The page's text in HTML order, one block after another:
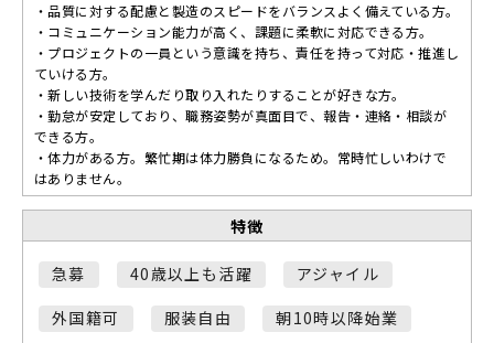
・品質に対する配慮と製造のスピードをバランスよく備えている方。
・コミュニケーション能力が高く、課題に柔軟に対応できる方。
・プロジェクトの一員という意識を持ち、責任を持って対応・推進し
ていける方。
・新しい技術を学んだり取り入れたりすることが好きな方。
・勤怠が安定しており、職務姿勢が真面目で、報告・連絡・相談が
できる方。
・体力がある方。繁忙期は体力勝負になるため。常時忙しいわけで
はありません。
特徴
急募 40歳以上も活躍
アジャイル
外国籍可
服装自由 朝10時以降始業